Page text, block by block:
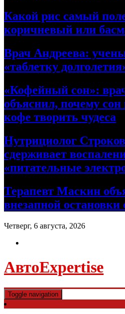
Какой рис самый
коричневый или
Врач Андреева:
«таблетку
«Кофейный сон»:
объяснил, почему
кофе творить чудеса
Нутрициолог
сдерживает
«питательные
Терапевт Маскин
внезапной остановки
Четверг, 6 августа, 2026
АвтоExpertise
Toggle navigation